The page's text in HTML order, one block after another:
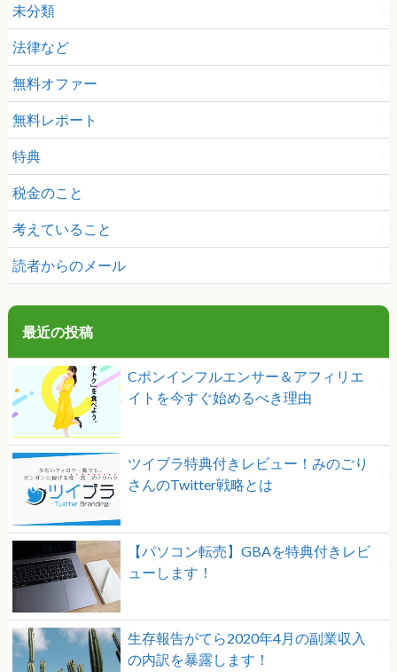
未分類
法律など
無料オファー
無料レポート
特典
税金のこと
考えていること
読者からのメール
最近の投稿
Cポンインフルエンサー＆アフィリエ
イトを今すぐ始めるべき理由
ツイブラ特典付きレビュー！みのごり
さんのTwitter戦略とは
【パソコン転売】GBAを特典付きレビ
ューします！
生存報告がてら2020年4月の副業収入
の内訳を暴露します！